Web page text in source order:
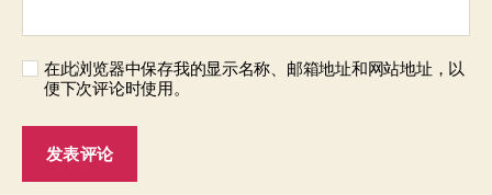
在此浏览器中保存我的显示名称、邮箱地址和网站地址，以
便下次评论时使用。